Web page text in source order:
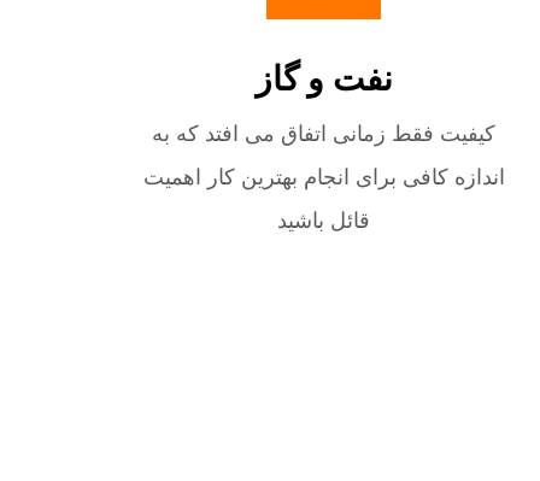
نفت و گاز
کیفیت فقط زمانی اتفاق می افتد که به
اندازه کافی برای انجام بهترین کار اهمیت
قائل باشید